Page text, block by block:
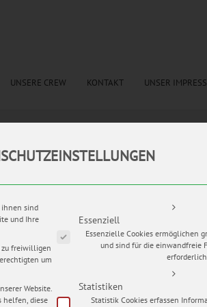
UNSERE CREW KONTAKT UNSER
2016, first look,getting ready,Hochzeit Bayern
Unterstützt von ihren Freundinnen schlüpfte
Up legten sie Hand an, bevor dem Outfit
verliehen wurde.
ihnen sind
und Ihre
zu freiwilligen
um
Website.
helfen, diese
Es folgt eine Liste der Service-
Essenziell
Essenzielle Cookies ermöglichen
und sind für die einwandfreie
erforderlich.
Statistiken
Statistik Cookies erfassen